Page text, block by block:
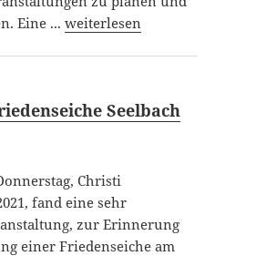
Eine ...weiterlesen
Seelbach
Christi
fand eine sehr
zur Erinnerung
einer Friedenseiche am